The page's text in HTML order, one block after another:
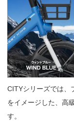
CITYシリーズでは、
をイメージした、高
す。